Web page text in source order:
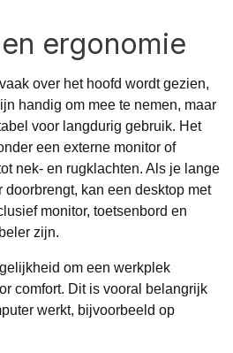
ergonomie
over het hoofd wordt gezien,
handig om mee te nemen, maar
voor langdurig gebruik. Het
een externe monitor of
nek- en rugklachten. Als je lange
doorbrengt, kan een desktop met
monitor, toetsenbord en
zijn.
om een werkplek
comfort. Dit is vooral belangrijk
werkt, bijvoorbeeld op